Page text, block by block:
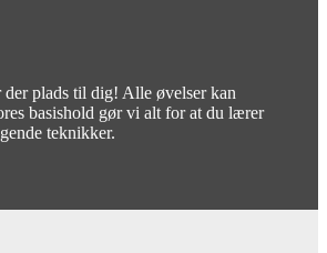
der plads til dig! Alle øvelser kan
basishold gør vi alt for at du lærer
teknikker.